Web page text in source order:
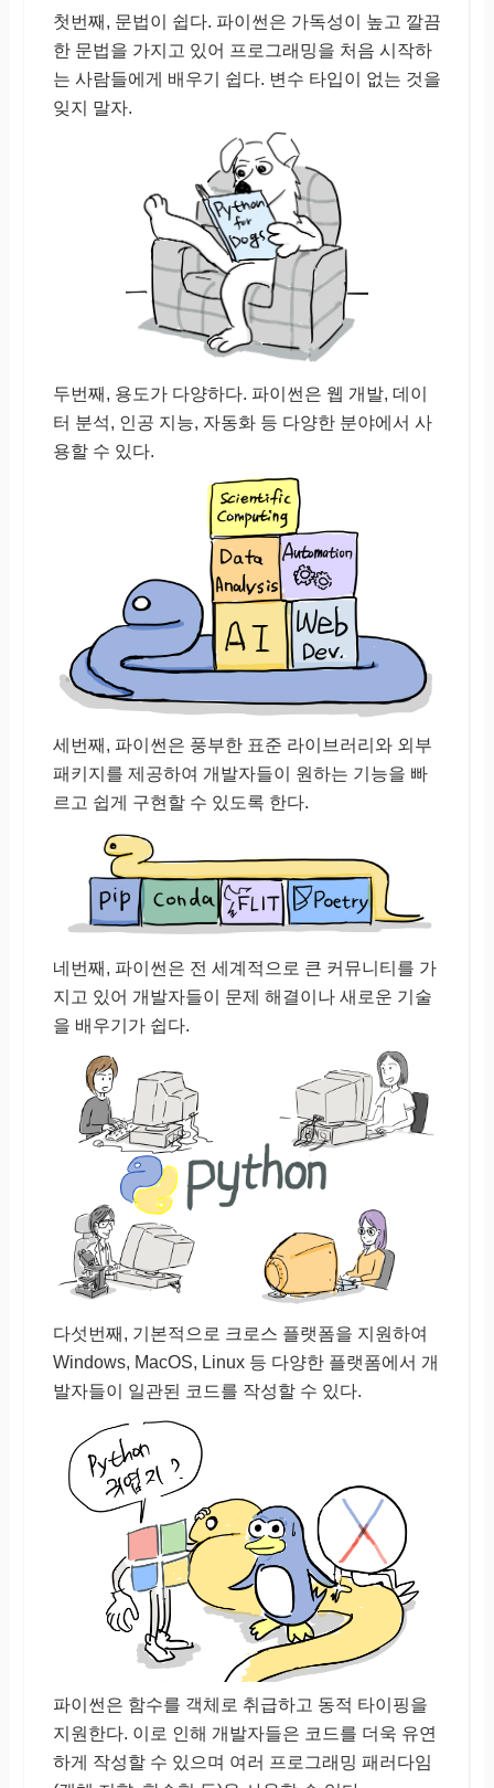
첫번째, 문법이 쉽다. 파이썬은 가독성이 높고 깔끔
한 문법을 가지고 있어 프로그래밍을 처음 시작하
는 사람들에게 배우기 쉽다. 변수 타입이 없는 것을
잊지 말자.
두번째, 용도가 다양하다. 파이썬은 웹 개발, 데이
터 분석, 인공 지능, 자동화 등 다양한 분야에서 사
용할 수 있다.
세번째, 파이썬은 풍부한 표준 라이브러리와 외부
패키지를 제공하여 개발자들이 원하는 기능을 빠
르고 쉽게 구현할 수 있도록 한다.
네번째, 파이썬은 전 세계적으로 큰 커뮤니티를 가
지고 있어 개발자들이 문제 해결이나 새로운 기술
을 배우기가 쉽다.
다섯번째, 기본적으로 크로스 플랫폼을 지원하여
Windows, MacOS, Linux 등 다양한 플랫폼에서 개
발자들이 일관된 코드를 작성할 수 있다.
파이썬은 함수를 객체로 취급하고 동적 타이핑을
지원한다. 이로 인해 개발자들은 코드를 더욱 유연
하게 작성할 수 있으며 여러 프로그래밍 패러다임